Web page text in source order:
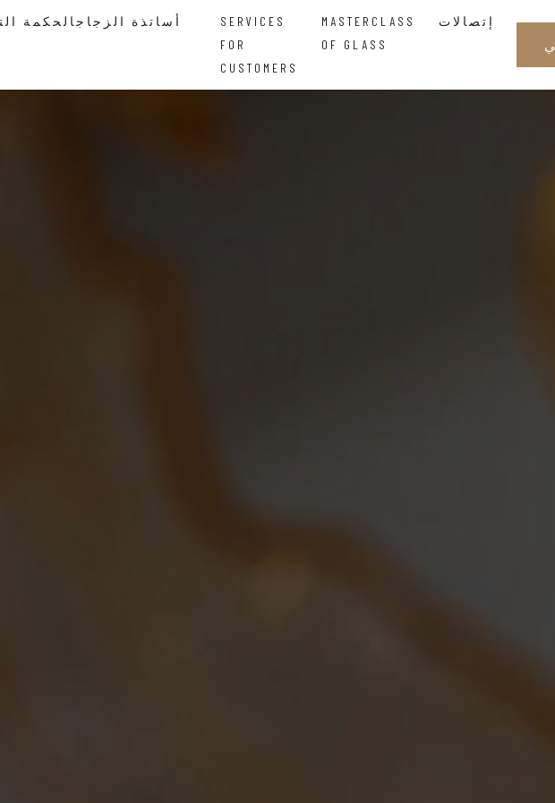
SERVICES
FOR
CUSTOMERS
MASTERCLASS
OF GLASS
إتصالات